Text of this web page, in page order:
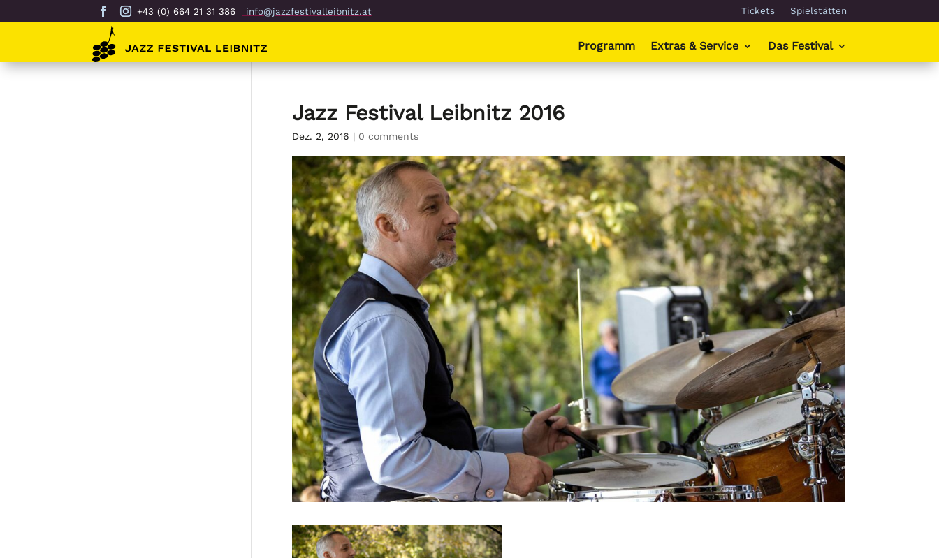
+43 (0) 664 21 31 386 info@jazzfestivalleibnitz.at Tickets Spielstätten
Programm Extras & Service Das Festival
Jazz Festival Leibnitz 2016
Dez. 2, 2016 | 0 comments